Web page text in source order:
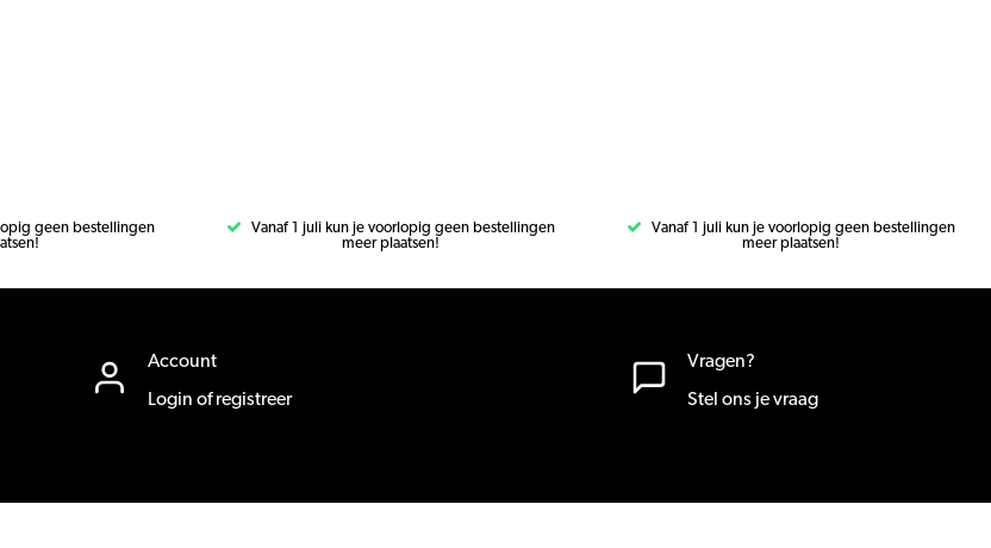
geen bestellingen
Vanaf 1 juli kun je voorlopig geen bestellingen
meer plaatsen!
Vanaf 1 juli kun je voorlopig geen bestellingen
meer plaatsen!
Account
Login of registreer
Vragen?
Stel ons je vraag